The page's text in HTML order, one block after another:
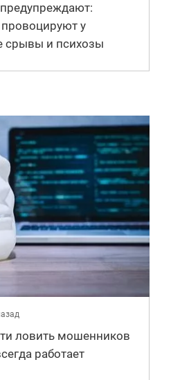
у
срывы и психозы
ловить мошенников
работает